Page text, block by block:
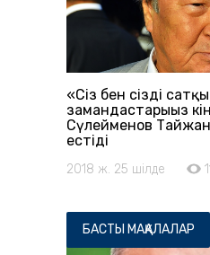
«Сіз бен сіздің
замандастарыңыз
Сүлейменов
естіді
2018 ж. 25 шілде
БАСТЫ МАҚАЛАЛАР